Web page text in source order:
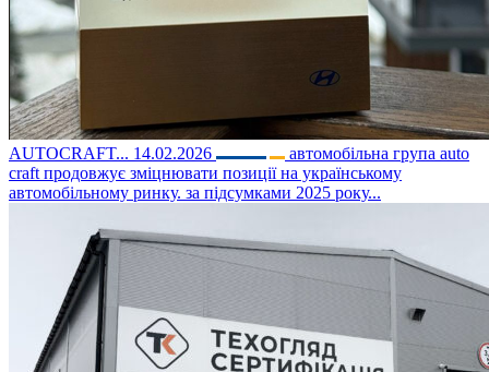
AUTOCRAFT... 14.02.2026
автомобільна група auto
craft продовжує зміцнювати позиції на українському
автомобільному ринку. за підсумками 2025 року...